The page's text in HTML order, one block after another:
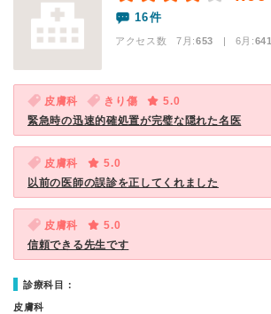
16件
アクセス数 7月:653 | 6月:641
皮膚科 きり傷
5.0
緊急時の迅速的確処置が完璧な隠れた名医
皮膚科
5.0
以前の医師の誤診を正してくれました
皮膚科
5.0
信頼できる先生です
診療科目：
皮膚科